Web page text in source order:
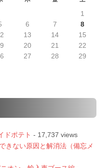
1
6 7
8
13 14
15
20 21
22
27 28
29
ドポテト - 17,737 views
きない原因と解消法（備忘メ